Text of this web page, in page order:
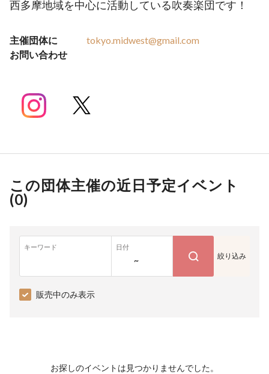
西多摩地域を中心に活動している吹奏楽団です！
主催団体に
お問い合わせ
tokyo.midwest@gmail.com
この団体主催の近日予定イベント
(0)
キーワード 日付
~ 絞り込み
販売中のみ表示
お探しのイベントは見つかりませんでした。